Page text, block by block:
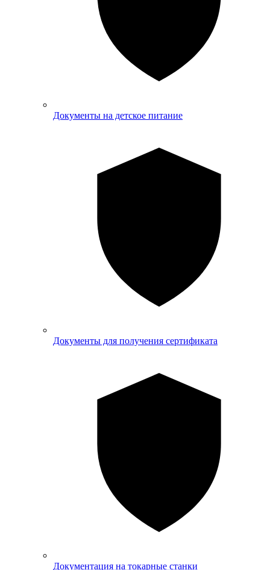
Документы на детское питание
Документы для получения сертификата
Документация на токарные станки